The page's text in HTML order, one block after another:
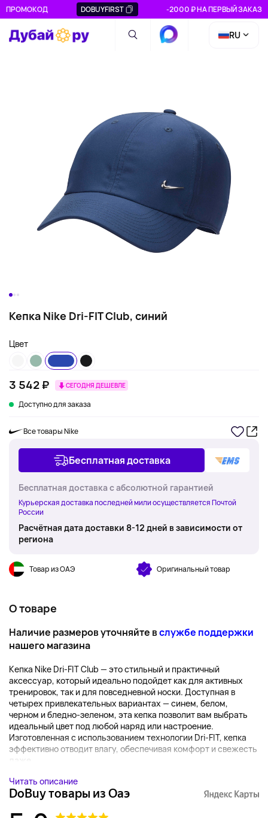
ПРОМОКОД DOBUYFIRST -2000 ₽ НА ПЕРВЫЙ ЗАКАЗ
RU
Кепка Nike Dri-FIT Club, синий
Цвет
3 542 ₽ СЕГОДНЯ ДЕШЕВЛЕ
Доступно для заказа
Все товары Nike
Бесплатная доставка
Бесплатная доставка с абсолютной гарантией
Курьерская доставка последней мили осуществляется Почтой
России
Расчётная дата доставки 8-12 дней в зависимости от
региона
Товар из ОАЭ Оригинальный товар
О товаре
Наличие размеров уточняйте вслужбе поддержки
нашего магазина
Кепка Nike Dri-FIT Club — это стильный и практичный
аксессуар, который идеально подойдет как для активных
тренировок, так и для повседневной носки. Доступная в
четырех привлекательных вариантах — синем, белом,
черном и бледно-зеленом, эта кепка позволит вам выбрать
идеальный цвет под любой наряд или настроение.
Изготовленная с использованием технологии Dri-FIT, кепка
эффективно отводит влагу, обеспечивая комфорт и свежесть
даже ...
Читать описание